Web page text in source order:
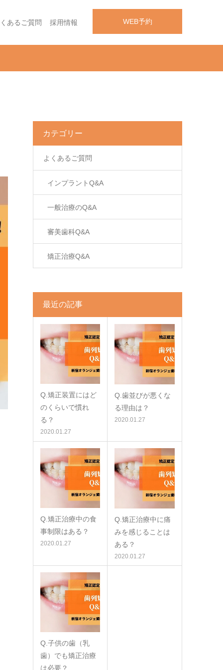
WEB予約
あるご質問 採用情報
カテゴリー
よくあるご質問
インプラントQ&A
一般治療のQ&A
審美歯科Q&A
矯正治療Q&A
最近の記事
Q.矯正装置にはど
のくらいで慣れ
る？
2020.01.27
Q.歯並びが悪くな
る理由は？
2020.01.27
Q.矯正治療中の食
事制限はある？
2020.01.27
Q.矯正治療中に痛
みを感じることは
ある？
2020.01.27
Q.子供の歯（乳
歯）でも矯正治療
は必要？